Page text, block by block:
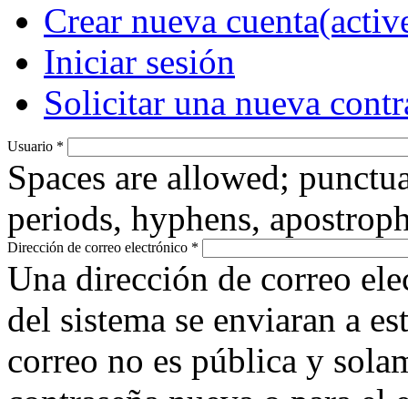
Crear nueva cuenta
Iniciar sesión
Solicitar una nueva
Usuario *
Spaces are allowed;
periods, hyphens,
Dirección de correo electrónico *
Una dirección de correo
del sistema se enviaran a
correo no es pública y